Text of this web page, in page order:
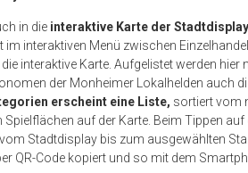
in die interaktive Karte der
interaktiven Menü zwischen
interaktive Karte. Aufgelistet werden hier
der Monheimer Lokalhelden auch
erscheint eine Liste, sortiert vom
Spielflächen auf der Karte. Beim Tippen
Stadtdisplay bis zum ausgewählten
QR-Code kopiert und so mit dem